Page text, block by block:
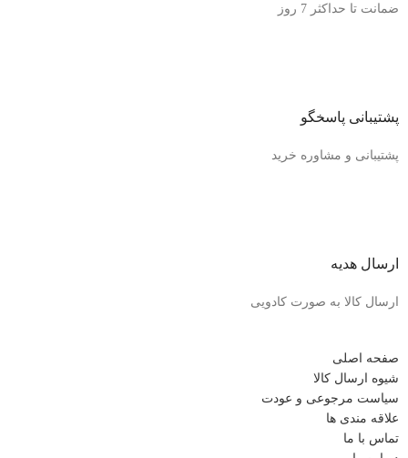
ضمانت تا حداکثر 7 روز
پشتیبانی پاسخگو
پشتیبانی و مشاوره خرید
ارسال هدیه
ارسال کالا به صورت کادویی
صفحه اصلی
شیوه ارسال کالا
سیاست مرجوعی و عودت
علاقه مندی ها
تماس با ما